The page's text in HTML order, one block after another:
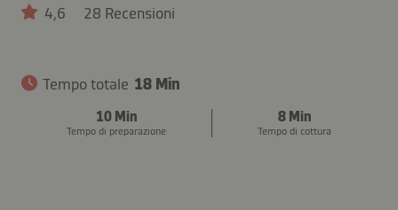
4,6 28 Recensioni
Tempo totale 18 Min
10 Min
Tempo di preparazione
8 Min
Tempo di cottura